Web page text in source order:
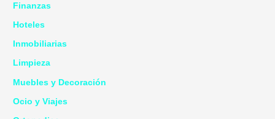
Finanzas
Hoteles
Inmobiliarias
Limpieza
Muebles y Decoración
Ocio y Viajes